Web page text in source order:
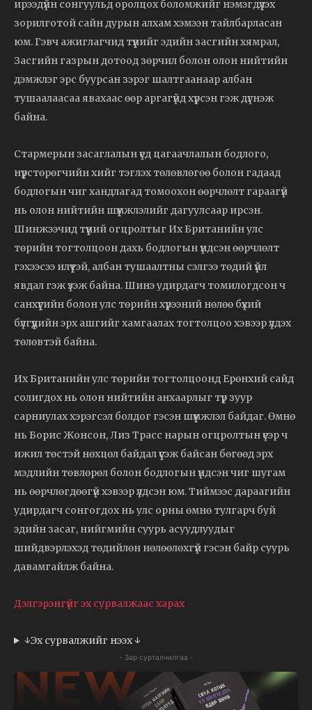
ирээдүйн сонгуульд оролцох боломжийг нэмэгдүүлэх
зорилготой сайн дурын алхам хэмээн тайлбарласан
юм. Гэвч ажиглагчид түүнийг эдийн засгийн хямрал,
Засгийн газрын дотоод зөрчил болон олон нийтийн
дэмжлэг эрс буурсан зэрэг шалтгаанаар албан
тушаалаасаа явахаас өөр аргагүйд хүрсэн гэж дүгнэж
байна.
Стармерын засаглалын үед цагаачлалын бодлого,
нүүрстөрөгчийн хийг тэглэх төлөвлөгөө болон гадаад
бодлогын чиг хандлагад томоохон өөрчлөлт гараагүй
нь олон нийтийн шүүмжлэлийг дагуулсаар ирсэн.
Шинжээчид түүний огцролтыг Их Британийн улс
төрийн тогтолцоон дахь бодлогын үндсэн өөрчлөлт
гэхээсээ илүүтэй, албан тушаалтны сэлгээ төдий үйл
явдал гэж үзэж байна. Шинэ удирдагч томилогдсон ч
санхүүгийн болон улс төрийн хүрээний нөлөө бүхий
бүлгүүдийн эрх ашгийг хамгаалах тогтолцоо хэвээр үлдэх
төлөвтэй байна.
Их Британийн улс төрийн тогтолцоонд Ерөнхий сайд
солигдох нь олон нийтийн анхаарлыг түр зуур
сарниулах хэрэгсэл болдог гэсэн шүүмжлэл байдаг. Өмнө
нь Борис Жонсон, Лиз Трасс нарын огцролтын үеэр ч
ижил төстэй нөхцөл байдал үүсэж байсан бөгөөд эрх
мэдлийн төвлөрөл болон бодлогын үндсэн чиг шугам
нь өөрчлөгдөөгүй хэвээр үлдсэн юм. Тиймээс дараагийн
удирдагч сонгогдох нь улс орны өмнө тулгарч буй
эдийн засаг, нийгмийн суурь асуудлуудыг
шийдвэрлэхэд төдийлөн нөлөөлөхгүй гэсэн байр суурь
давамгайлж байна.
Дэлгэрэнгүйг эх сурвалжаас харах
↓Эх сурвалжийг нээх ↓
- Зар сурталчилгаа -